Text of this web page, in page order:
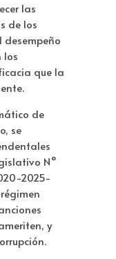
las
de los
desempeño
los
que la
de
se
N°
2025-
y